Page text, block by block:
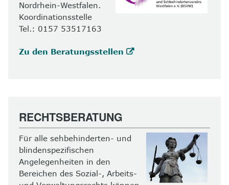
Nordrhein-Westfalen.
Koordinationsstelle
Tel.: 0157 53517163
Zu den Beratungsstellen
RECHTSBERATUNG
Für alle sehbehinderten- und
blindenspezifischen
Angelegenheiten in den
Bereichen des Sozial-, Arbeits-